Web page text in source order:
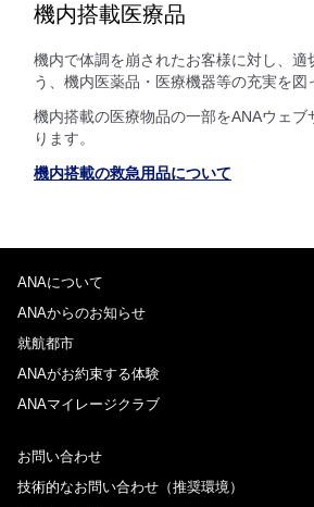
機内搭載医療品
機内で体調を崩されたお客様に対し、適
う、機内医薬品・医療機器等の充実を図
機内搭載の医療物品の一部をANAウェブ
ります。
機内搭載の救急用品について
ANAについて
ANAからのお知らせ
就航都市
ANAがお約束する体験
ANAマイレージクラブ
お問い合わせ
技術的なお問い合わせ（推奨環境）